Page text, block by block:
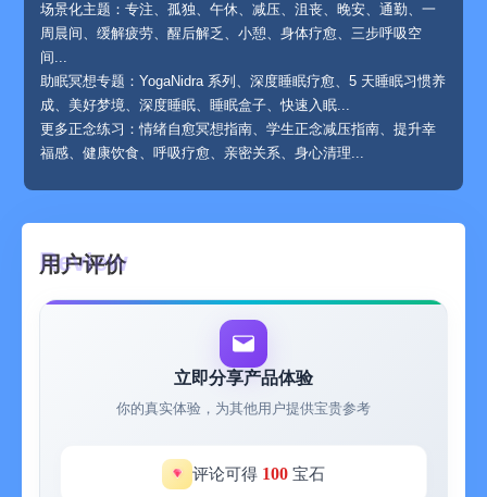
场景化主题：专注、孤独、午休、减压、沮丧、晚安、通勤、一
周晨间、缓解疲劳、醒后解乏、小憩、身体疗愈、三步呼吸空
间...
助眠冥想专题：YogaNidra 系列、深度睡眠疗愈、5 天睡眠习惯养
成、美好梦境、深度睡眠、睡眠盒子、快速入眠...
更多正念练习：情绪自愈冥想指南、学生正念减压指南、提升幸
福感、健康饮食、呼吸疗愈、亲密关系、身心清理...
精选全球自然之声：海洋、春雨、雷雨、篝火、蒲公英、森林、
樱花、流水、远山、林风、夜海、长路...
声音艺术家匠心创作：轴韵、七弦、手谈、磨砚、她的城市、冥
想、柔软之境、幻境、旷野、光年、浮空、迷泉...
好玩好听的混音空间：风信、围炉夜话、须臾之间、新芽知春、
暮蝉、海边假日、落叶秋意... 即可前往，创作你自己的专属声
杜比全景声沉浸呈现：银河漫游系列、三顿半风味星球系列... 更
多空间音频内容上新中。
◎ 为睡意而生的睡眠故事
旅行目的地：Z323次列车、江城夜樱、皖南古居、泛舟湖上、夜
用户评价
立即分享产品体验
你的真实体验，为其他用户提供宝贵参考
评论可得 100 宝石